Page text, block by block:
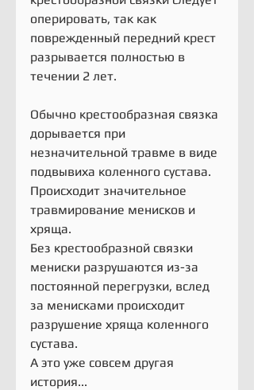
оперировать, так как
поврежденный передний крест
разрывается полностью в
течении 2 лет.
Обычно крестообразная связка
дорывается при
незначительной травме в виде
подвывиха коленного сустава.
Происходит значительное
травмирование менисков и
хряща.
Без крестообразной связки
мениски разрушаются из-за
постоянной перегрузки, вслед
за менисками происходит
разрушение хряща коленного
сустава.
А это уже совсем другая
история...